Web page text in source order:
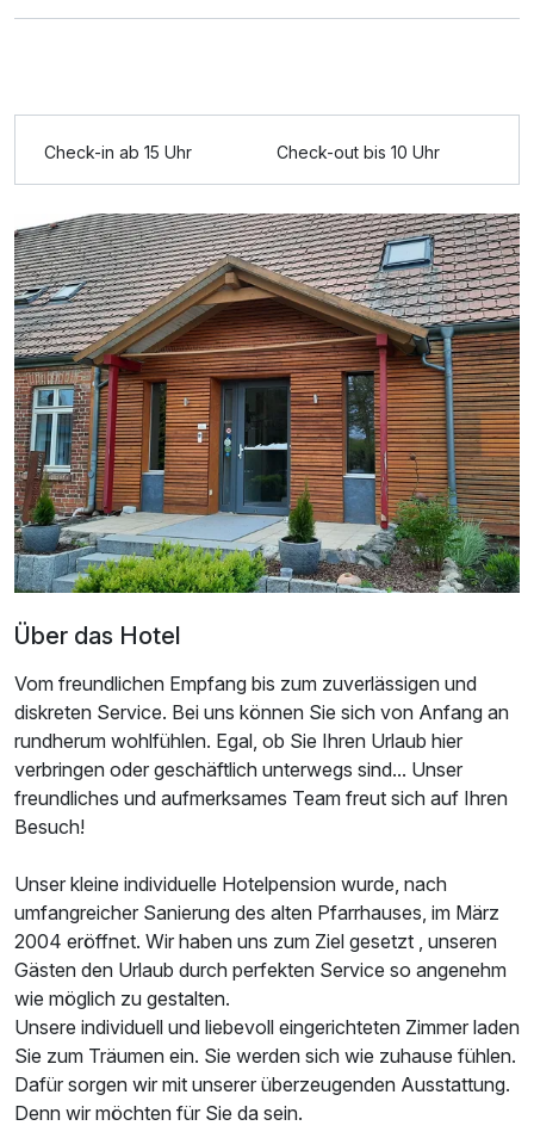
Für 8 Tage p.P. ab490,00 €
Doppelzimmer Standard
2 Erwachsene
Ausstattung
Zusatznächte
Für 8 Tage p.P. ab 472,50 €
Check-in ab 15 Uhr Check-out bis 10 Uhr
Über das Hotel
Vom freundlichen Empfang bis zum zuverlässigen und
diskreten Service. Bei uns können Sie sich von Anfang an
rundherum wohlfühlen. Egal, ob Sie Ihren Urlaub hier
verbringen oder geschäftlich unterwegs sind... Unser
freundliches und aufmerksames Team freut sich auf Ihren
Besuch!
Unser kleine individuelle Hotelpension wurde, nach
umfangreicher Sanierung des alten Pfarrhauses, im März
2004 eröffnet. Wir haben uns zum Ziel gesetzt , unseren
Gästen den Urlaub durch perfekten Service so angenehm
wie möglich zu gestalten.
Unsere individuell und liebevoll eingerichteten Zimmer laden
Sie zum Träumen ein. Sie werden sich wie zuhause fühlen.
Dafür sorgen wir mit unserer überzeugenden Ausstattung.
Denn wir möchten für Sie da sein.